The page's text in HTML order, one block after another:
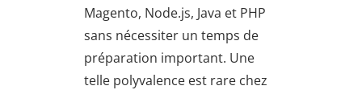
Magento, Node.js, Java et PHP
sans nécessiter un temps de
préparation important. Une
telle polyvalence est rare chez